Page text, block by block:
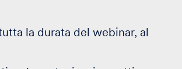
la durata del webinar, al